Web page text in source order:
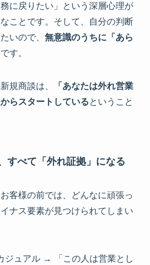
に戻りたい」という深層心理が
ことです。そして、自分の判断
いので、 無意識のうちに「あら
す。
規商談は、
「あなたは外れ営業
らスタートしている ということ
すべて「外れ証拠」になる
客様の前では、どんなに頑張っ
ナス要素が見つけられてしまい
ジュアル → 「この人は営業とし